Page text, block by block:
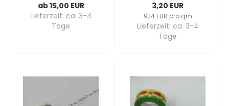
ab 15,00 EUR
Lieferzeit: ca. 3-4
Tage
3,20 EUR
9,14 EUR pro qm
Lieferzeit: ca. 3-4
Tage